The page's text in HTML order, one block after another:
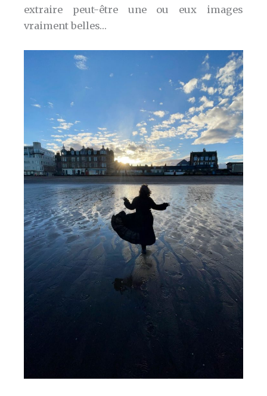
extraire peut-être une ou eux images
vraiment belles…